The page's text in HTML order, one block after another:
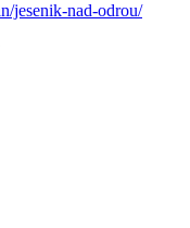
jesenik-nad-odrou/